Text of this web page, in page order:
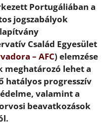
Portugáliában a
jogszabályok
Család Egyesület
– AFC) elemzése
meghatározó lehet a
hatályos progresszív
valamint a
beavatkozások